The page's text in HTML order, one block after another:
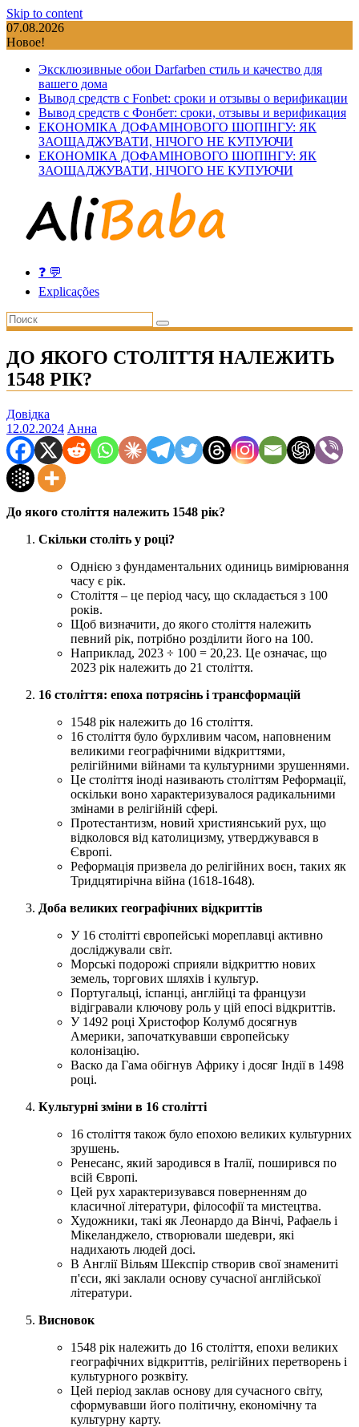
Skip to content
07.08.2026
Новое!
Эксклюзивные обои Darfarben стиль и качество для
вашего дома
Вывод средств с Fonbet: сроки и отзывы о верификации
Вывод средств с Фонбет: сроки, отзывы и верификация
ЕКОНОМІКА ДОФАМІНОВОГО ШОПІНГУ: ЯК
ЗАОЩАДЖУВАТИ, НІЧОГО НЕ КУПУЮЧИ
ЕКОНОМІКА ДОФАМІНОВОГО ШОПІНГУ: ЯК
ЗАОЩАДЖУВАТИ, НІЧОГО НЕ КУПУЮЧИ
❓ 💬
Explicações
ДО ЯКОГО СТОЛІТТЯ НАЛЕЖИТЬ
1548 РІК?
Довідка
12.02.2024 Анна
До якого століття належить 1548 рік?
Скільки століть у році?
Однією з фундаментальних одиниць вимірювання
часу є рік.
Століття – це період часу, що складається з 100
років.
Щоб визначити, до якого століття належить
певний рік, потрібно розділити його на 100.
Наприклад, 2023 ÷ 100 = 20,23. Це означає, що
2023 рік належить до 21 століття.
16 століття: епоха потрясінь і трансформацій
1548 рік належить до 16 століття.
16 століття було бурхливим часом, наповненим
великими географічними відкриттями,
релігійними війнами та культурними зрушеннями.
Це століття іноді називають століттям Реформації,
оскільки воно характеризувалося радикальними
змінами в релігійній сфері.
Протестантизм, новий християнський рух, що
відколовся від католицизму, утверджувався в
Європі.
Реформація призвела до релігійних воєн, таких як
Тридцятирічна війна (1618-1648).
Доба великих географічних відкриттів
У 16 столітті європейські мореплавці активно
досліджували світ.
Морські подорожі сприяли відкриттю нових
земель, торгових шляхів і культур.
Португальці, іспанці, англійці та французи
відігравали ключову роль у цій епосі відкриттів.
У 1492 році Христофор Колумб досягнув
Америки, започаткувавши європейську
колонізацію.
Васко да Гама обігнув Африку і досяг Індії в 1498
році.
Культурні зміни в 16 столітті
16 століття також було епохою великих культурних
зрушень.
Ренесанс, який зародився в Італії, поширився по
всій Європі.
Цей рух характеризувався поверненням до
класичної літератури, філософії та мистецтва.
Художники, такі як Леонардо да Вінчі, Рафаель і
Мікеланджело, створювали шедеври, які
надихають людей досі.
В Англії Вільям Шекспір створив свої знамениті
п'єси, які заклали основу сучасної англійської
літератури.
Висновок
1548 рік належить до 16 століття, епохи великих
географічних відкриттів, релігійних перетворень і
культурного розквіту.
Цей період заклав основу для сучасного світу,
сформувавши його політичну, економічну та
культурну карту.